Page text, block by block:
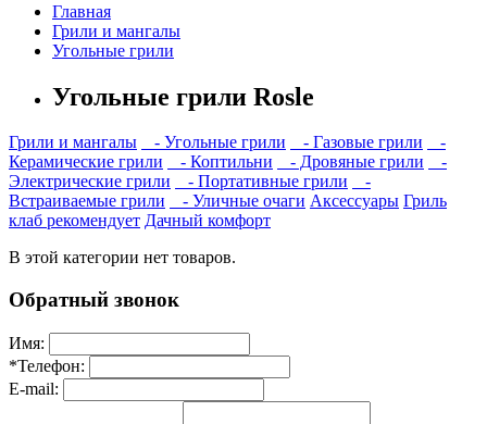
Главная
Грили и мангалы
Угольные грили
Угольные грили Rosle
Грили и мангалы - Угольные грили - Газовые грили
-
Керамические грили
- Коптильни - Дровяные грили
-
Электрические грили
- Портативные грили
-
Встраиваемые грили
- Уличные очаги Аксессуары Гриль
клаб рекомендует Дачный комфорт
В этой категории нет товаров.
Обратный звонок
Имя:
*Телефон:
E-mail: